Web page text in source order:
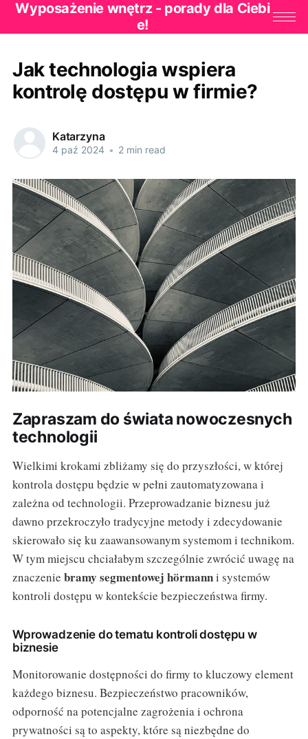
Wyposażenie wnętrz - porady dla Ciebi
e!
Jak technologia wspiera
kontrolę dostępu w firmie?
Katarzyna
4 paź 2024 • 2 min read
Zapraszam do świata nowoczesnych
technologii
Wielkimi krokami zbliżamy się do przyszłości, w której
kontrola dostępu będzie w pełni zautomatyzowana i
zależna od technologii. Przeprowadzanie biznesu już
dawno przekroczyło tradycyjne metody i zdecydowanie
skierowało się ku zaawansowanym systemom i technikom.
W tym miejscu chciałabym szczególnie zwrócić uwagę na
znaczenie bramy segmentowej hörmanni systemów
kontroli dostępu w kontekście bezpieczeństwa firmy.
Wprowadzenie do tematu kontroli dostępu w
biznesie
Monitorowanie dostępności do firmy to kluczowy element
każdego biznesu. Bezpieczeństwo pracowników,
odporność na potencjalne zagrożenia i ochrona
prywatności są to aspekty, które są niezbędne do